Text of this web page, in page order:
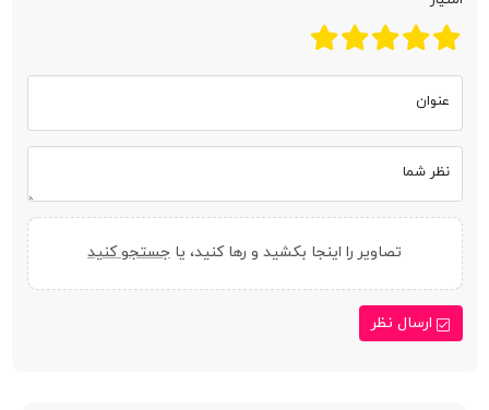
عنوان
نظر شما
تصاویر را اینجا بکشید و رها کنید، یا جستجو کنید
ارسال نظر